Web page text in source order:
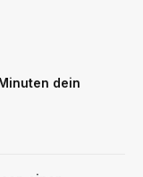
dein